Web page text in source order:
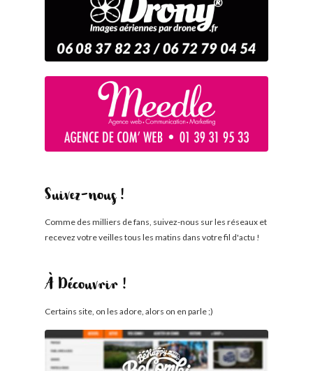
Suivez-nous !
Comme des milliers de fans, suivez-nous sur les réseaux et
recevez votre veilles tous les matins dans votre fil d'actu !
À Découvrir !
Certains site, on les adore, alors on en parle ;)